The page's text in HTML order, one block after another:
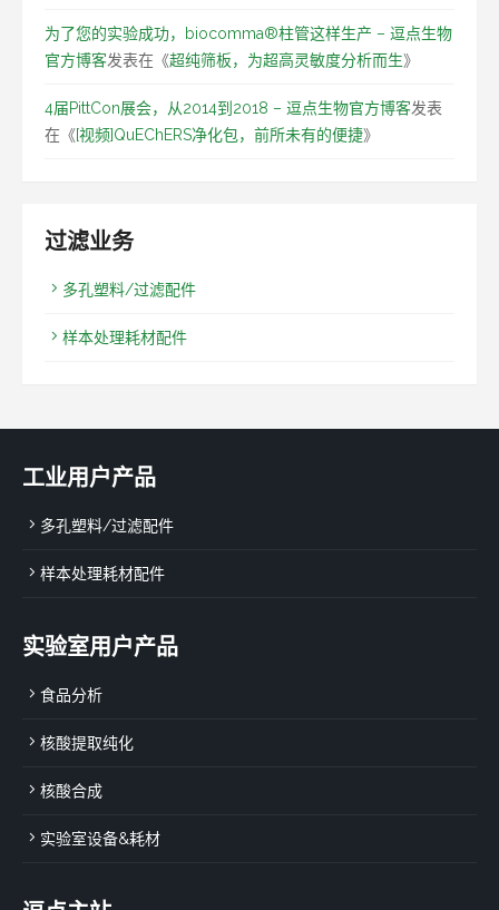
为了您的实验成功，biocomma®柱管这样生产 – 逗点生物
官方博客发表在《超纯筛板，为超高灵敏度分析而生》
4届PittCon展会，从2014到2018 – 逗点生物官方博客发表
在《[视频]QuEChERS净化包，前所未有的便捷》
过滤业务
多孔塑料/过滤配件
样本处理耗材配件
工业用户产品
多孔塑料/过滤配件
样本处理耗材配件
实验室用户产品
食品分析
核酸提取纯化
核酸合成
实验室设备&耗材